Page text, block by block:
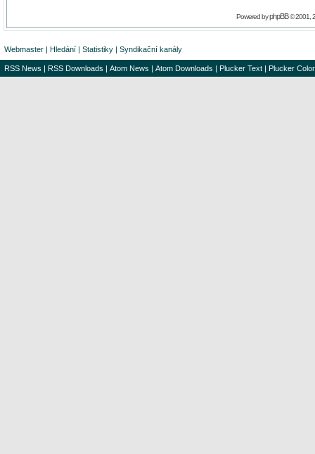
Powered byphpBB© 2001,
Webmaster | Hledání | Statistiky | Syndikační kanály
RSS News | RSS Downloads | Atom News | Atom Downloads | Plucker Text | Plucker Color